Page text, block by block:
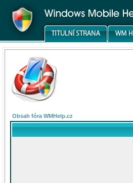
Obsah fóra WMHelp.cz